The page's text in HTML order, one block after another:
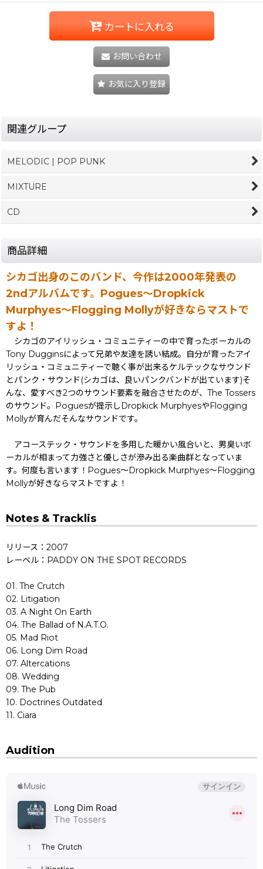
カートに入れる
お問い合わせ
お気に入り登録
関連グループ
MELODIC | POP PUNK
MIXTURE
CD
商品詳細
シカゴ出身のこのバンド、今作は2000年発表の
2ndアルバムです。Pogues〜Dropkick
Murphyes〜Flogging Mollyが好きならマストで
すよ！
シカゴのアイリッシュ・コミュニティーの中で育ったボーカルの
Tony Dugginsによって兄弟や友達を誘い結成。自分が育ったアイ
リッシュ・コミュニティーで聴く事が出来るケルテックなサウンド
とパンク・サウンド(シカゴは、良いパンクバンドが出ています)そ
んな、愛すべき2つのサウンド要素を融合させたのが、The Tossers
のサウンド。Poguesが提示しDropkick MurphyesやFlogging
Mollyが育んだそんなサウンドです。
アコーステック・サウンドを多用した暖かい風合いと、男臭いボ
ーカルが相まって力強さと優しさが滲み出る楽曲群となっていま
す。何度も言います！Pogues〜Dropkick Murphyes〜Flogging
Mollyが好きならマストですよ！
Notes & Tracklis
リリース：2007
レーベル：PADDY ON THE SPOT RECORDS
01. The Crutch
02. Litigation
03. A Night On Earth
04. The Ballad of N.A.T.O.
05. Mad Riot
06. Long Dim Road
07. Altercations
08. Wedding
09. The Pub
10. Doctrines Outdated
11. Ciara
Audition